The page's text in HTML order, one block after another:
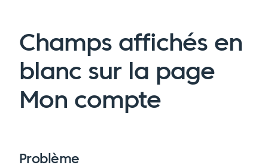
Champs affichés en
blanc sur la page
Mon compte
Problème